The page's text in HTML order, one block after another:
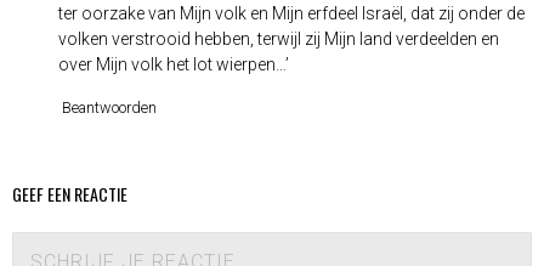
ter oorzake van Mijn volk en Mijn erfdeel Israël, dat zij onder de
volken verstrooid hebben, terwijl zij Mijn land verdeelden en
over Mijn volk het lot wierpen…’
Beantwoorden
GEEF EEN REACTIE